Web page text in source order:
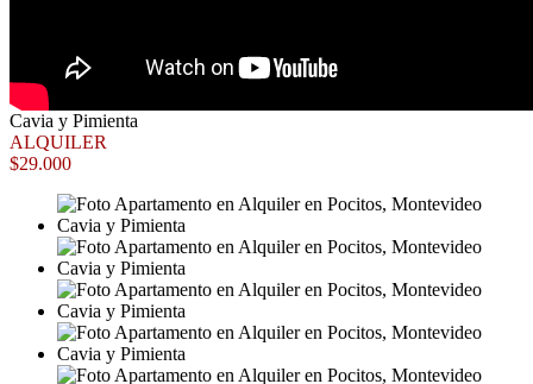
Cavia y Pimienta
ALQUILER
$29.000